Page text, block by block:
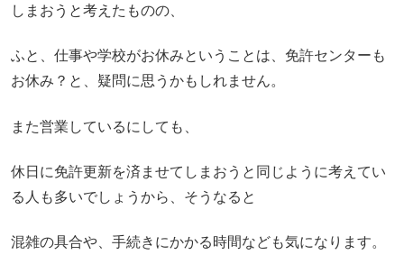
しまおうと考えたものの、
ふと、仕事や学校がお休みということは、免許センターも
お休み？と、疑問に思うかもしれません。
また営業しているにしても、
休日に免許更新を済ませてしまおうと同じように考えてい
る人も多いでしょうから、そうなると
混雑の具合や、手続きにかかる時間なども気になります。